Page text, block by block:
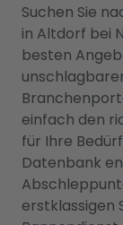
Suchen Sie
in Altdorf bei
besten
einfach den
für Ihre
Datenbank
erstklassigen